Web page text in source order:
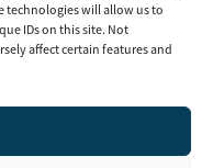
technologies will allow us to
IDs on this site. Not
affect certain features and